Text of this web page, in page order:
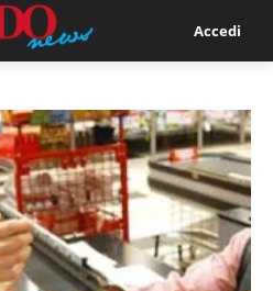
Accedi